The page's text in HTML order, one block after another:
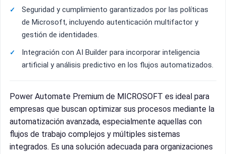
Seguridad y cumplimiento garantizados por las políticas
de Microsoft, incluyendo autenticación multifactor y
gestión de identidades.
Integración con AI Builder para incorporar inteligencia
artificial y análisis predictivo en los flujos automatizados.
Power Automate Premium de MICROSOFT es ideal para
empresas que buscan optimizar sus procesos mediante la
automatización avanzada, especialmente aquellas con
flujos de trabajo complejos y múltiples sistemas
integrados. Es una solución adecuada para organizaciones